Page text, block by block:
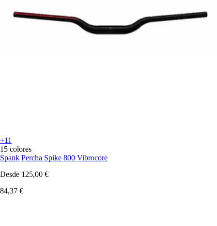
+11
15 colores
Spank Percha Spike 800 Vibrocore
Desde 125,00 €
84,37 €